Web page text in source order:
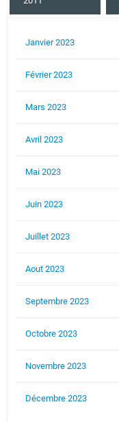
Janvier 2023
Février 2023
Mars 2023
Avril 2023
Mai 2023
Juin 2023
Juillet 2023
Aout 2023
Septembre 2023
Octobre 2023
Novembre 2023
Décembre 2023